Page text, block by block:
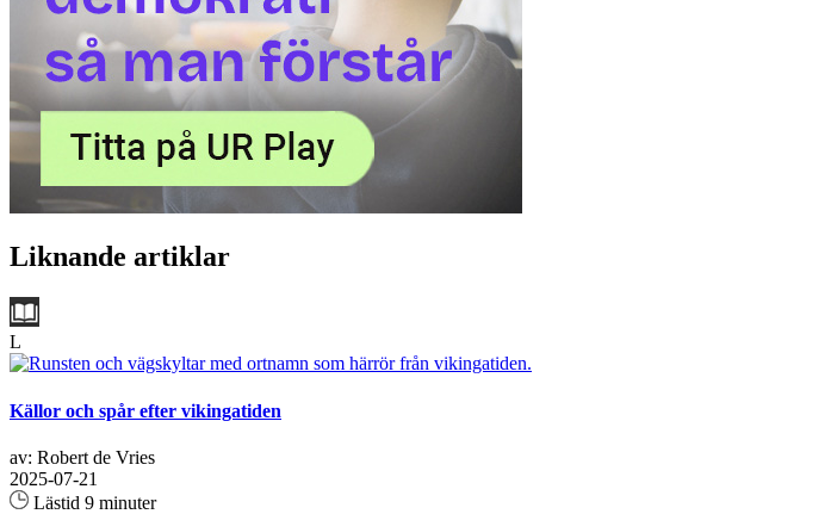
Liknande artiklar
L
Källor och spår efter vikingatiden
av: Robert de Vries
2025-07-21
Lästid 9 minuter